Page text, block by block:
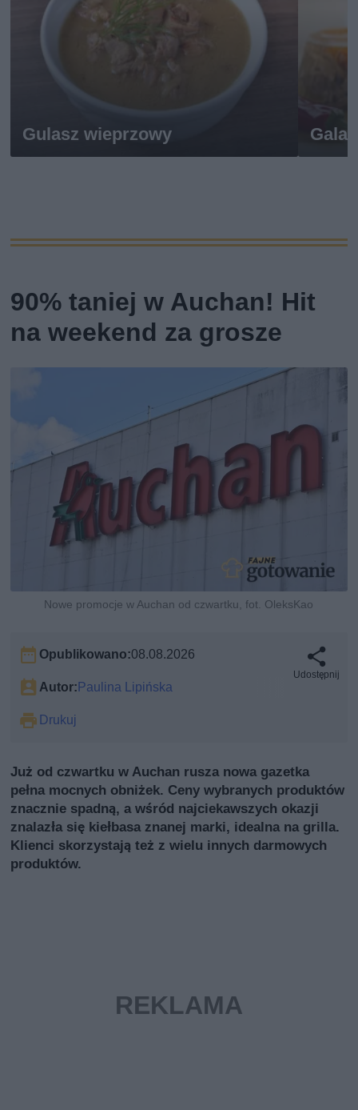
Gulasz wieprzowy
90% taniej w Auchan! Hit
na weekend za grosze
Nowe promocje w Auchan od czwartku, fot. OleksKao
Opublikowano:08.08.2026
Autor: Paulina Lipińska
Drukuj
Udostępnij
Już od czwartku w Auchan rusza nowa gazetka
pełna mocnych obniżek. Ceny wybranych produktów
znacznie spadną, a wśród najciekawszych okazji
znalazła się kiełbasa znanej marki, idealna na grilla.
Klienci skorzystają też z wielu innych darmowych
produktów.